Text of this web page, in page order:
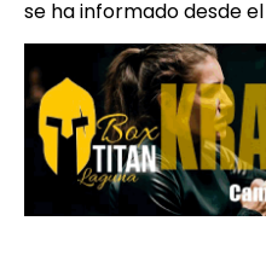
se ha informado desde